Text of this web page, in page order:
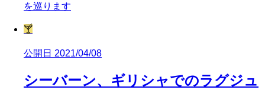
を巡ります
🍸
公開日 2021/04/08
シーバーン、ギリシャでのラグジュ